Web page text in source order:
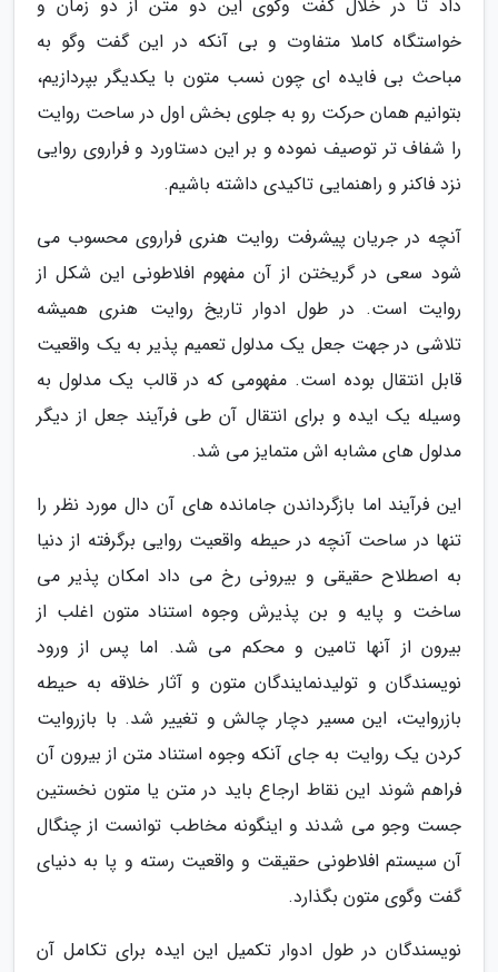
داد تا در خلال گفت وگوی این دو متن از دو زمان و
خواستگاه کاملا متفاوت و بی آنکه در این گفت وگو به
مباحث بی فایده ای چون نسب متون با یکدیگر بپردازیم،
بتوانیم همان حرکت رو به جلوی بخش اول در ساحت روایت
را شفاف تر توصیف نموده و بر این دستاورد و فراروی روایی
نزد فاکنر و راهنمایی تاکیدی داشته باشیم.
آنچه در جریان پیشرفت روایت هنری فراروی محسوب می
شود سعی در گریختن از آن مفهوم افلاطونی این شکل از
روایت است. در طول ادوار تاریخ روایت هنری همیشه
تلاشی در جهت جعل یک مدلول تعمیم پذیر به یک واقعیت
قابل انتقال بوده است. مفهومی که در قالب یک مدلول به
وسیله یک ایده و برای انتقال آن طی فرآیند جعل از دیگر
مدلول های مشابه اش متمایز می شد.
این فرآیند اما بازگرداندن جامانده های آن دال مورد نظر را
تنها در ساحت آنچه در حیطه واقعیت روایی برگرفته از دنیا
به اصطلاح حقیقی و بیرونی رخ می داد امکان پذیر می
ساخت و پایه و بن پذیرش وجوه استناد متون اغلب از
بیرون از آنها تامین و محکم می شد. اما پس از ورود
نویسندگان و تولیدنمایندگان متون و آثار خلاقه به حیطه
بازروایت، این مسیر دچار چالش و تغییر شد. با بازروایت
کردن یک روایت به جای آنکه وجوه استناد متن از بیرون آن
فراهم شوند این نقاط ارجاع باید در متن یا متون نخستین
جست وجو می شدند و اینگونه مخاطب توانست از چنگال
آن سیستم افلاطونی حقیقت و واقعیت رسته و پا به دنیای
گفت وگوی متون بگذارد.
نویسندگان در طول ادوار تکمیل این ایده برای تکامل آن